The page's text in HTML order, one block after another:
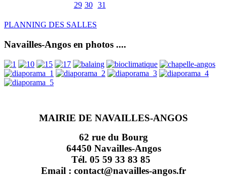
29 30 31
PLANNING DES SALLES
Navailles-Angos en photos ....
MAIRIE DE NAVAILLES-ANGOS
62 rue du Bourg
64450 Navailles-Angos
Tél. 05 59 33 83 85
Email : contact@navailles-angos.fr